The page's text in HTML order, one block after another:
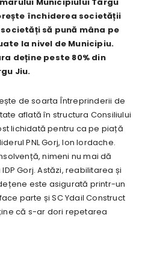
închiderea societății
să pună mâna pe
la nivel de Municipiu.
deține peste 80% din
Jiu.
de soarta Întreprinderii de
aflată în structura Consiliului
lichidată pentru ca pe piață
PNL Gorj, Ion Iordache.
nimeni nu mai dă
Gorj. Astăzi, reabilitarea și
este asigurată printr-un
parte și SC Ydail Construct
că s-ar dori repetarea